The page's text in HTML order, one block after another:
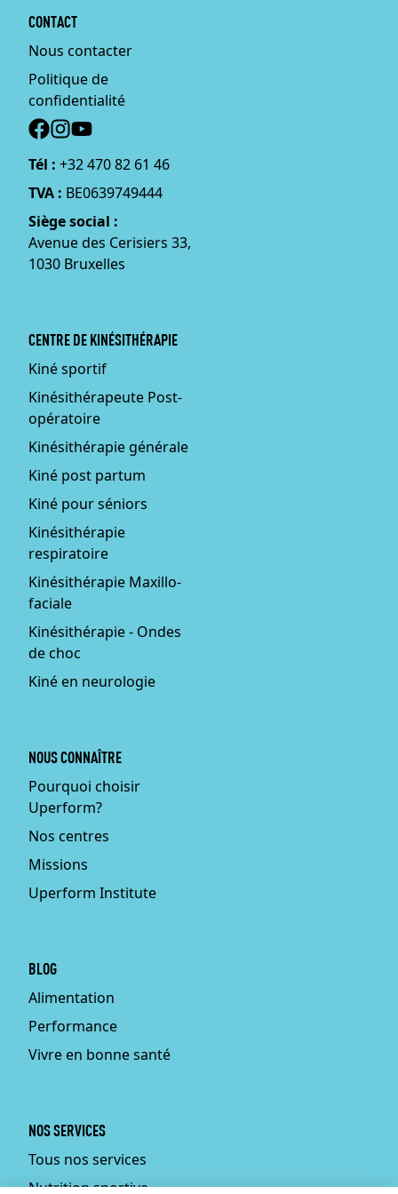
CONTACT
Nous contacter
Politique de
confidentialité
Social
Tél : +32 470 82 61 46
TVA : BE0639749444
Siège social :
Avenue des Cerisiers 33,
1030 Bruxelles
CENTRE DE KINÉSITHÉRAPIE
Kiné sportif
Kinésithérapeute Post-
opératoire
Kinésithérapie générale
Kiné post partum
Kiné pour séniors
Kinésithérapie
respiratoire
Kinésithérapie Maxillo-
faciale
Kinésithérapie - Ondes
de choc
Kiné en neurologie
NOUS CONNAÎTRE
Pourquoi choisir
Uperform?
Nos centres
Missions
Uperform Institute
BLOG
Alimentation
Performance
Vivre en bonne santé
NOS SERVICES
Tous nos services
Nutrition sportive